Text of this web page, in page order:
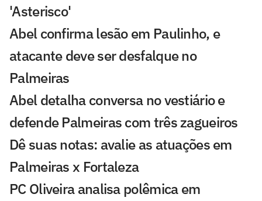
'Asterisco'
Abel confirma lesão em Paulinho, e
atacante deve ser desfalque no
Palmeiras
Abel detalha conversa no vestiário e
defende Palmeiras com três zagueiros
Dê suas notas: avalie as atuações em
Palmeiras x Fortaleza
PC Oliveira analisa polêmica em